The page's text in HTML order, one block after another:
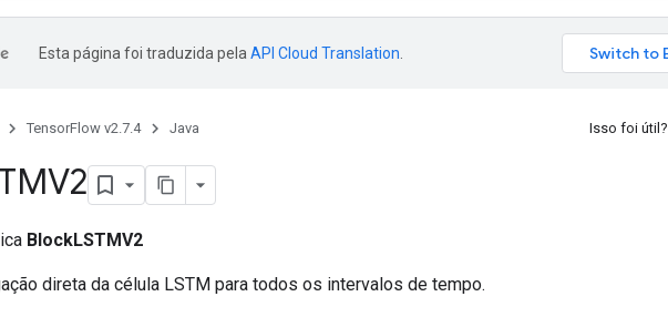
Esta página foi traduzida pela API Cloud Translation
TensorFlow v2.7.4 Java Isso foi útil?
BlockLSTMV2
direta da célula LSTM para todos os intervalos de tempo.